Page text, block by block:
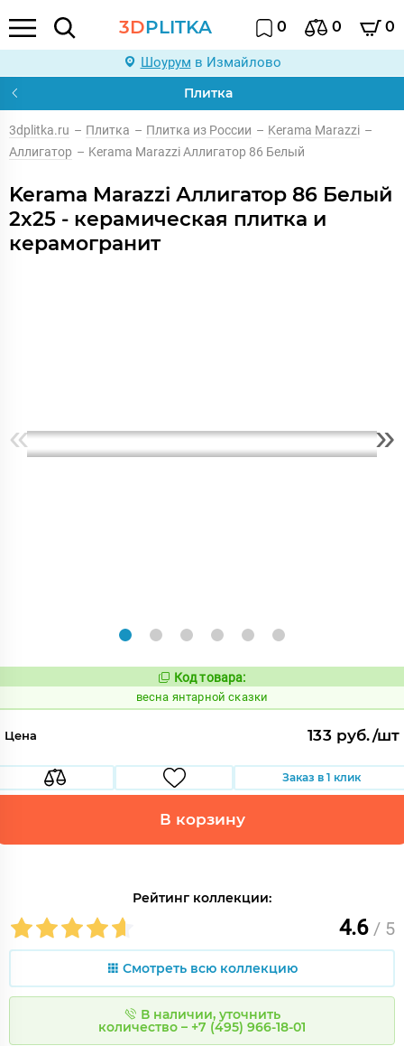
3DPLITKA 0 0 0
Шоурум в Измайлово
Плитка
3dplitka.ru – Плитка – Плитка из России – Kerama Marazzi –
Аллигатор – Kerama Marazzi Аллигатор 86 Белый
Kerama Marazzi Аллигатор 86 Белый
2x25 - керамическая плитка и
керамогранит
« »
Код:
109215
Код товара:
весна янтарной сказки
Цена 133 руб./шт
Заказ в 1 клик
В корзину
Рейтинг коллекции:
4.6 / 5
Смотреть всю коллекцию
В наличии, уточнить
количество – +7 (495) 966-18-01